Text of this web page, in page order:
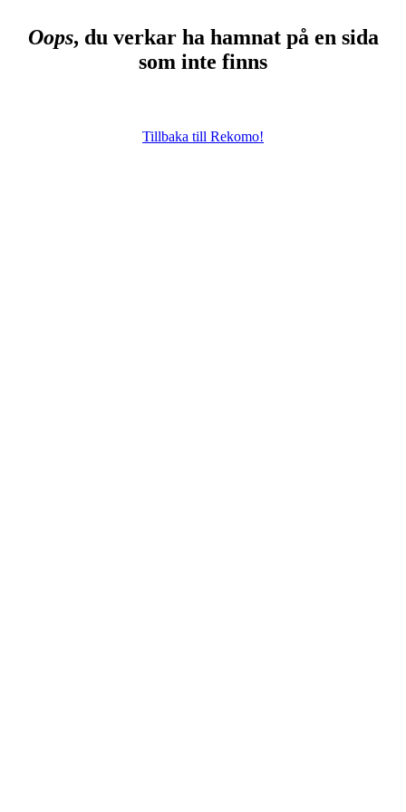
Oops, du verkar ha hamnat på en sida
som inte finns
Tillbaka till Rekomo!